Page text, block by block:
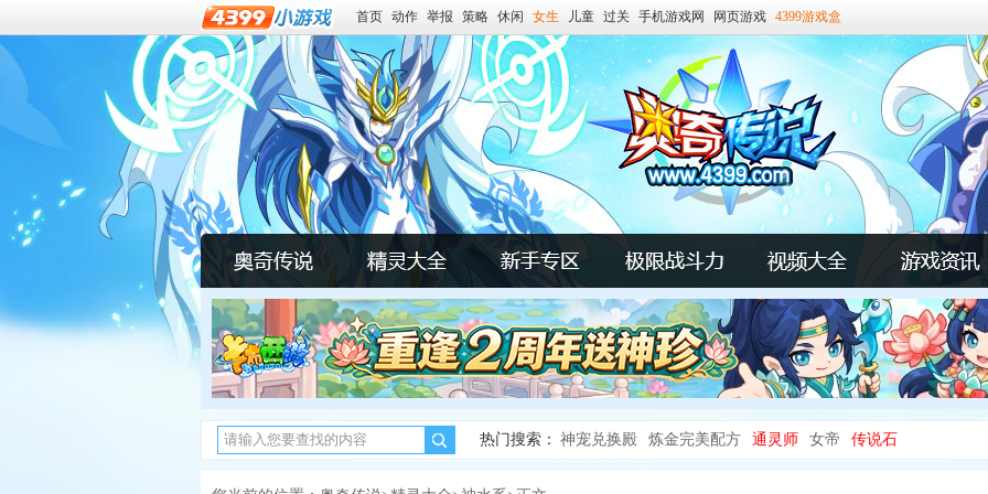
首页 动作 举报 策略 休闲 女生 儿童 过关 手机游戏网 网页游戏 4399游戏盒
热门搜索： 神宠兑换殿 炼金完美配方 通灵师 女帝 传说石